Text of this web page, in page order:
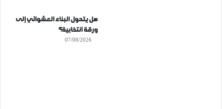
هل يتحول البناء العشوائي إلى
ورقة انتخابية؟
07/08/2026